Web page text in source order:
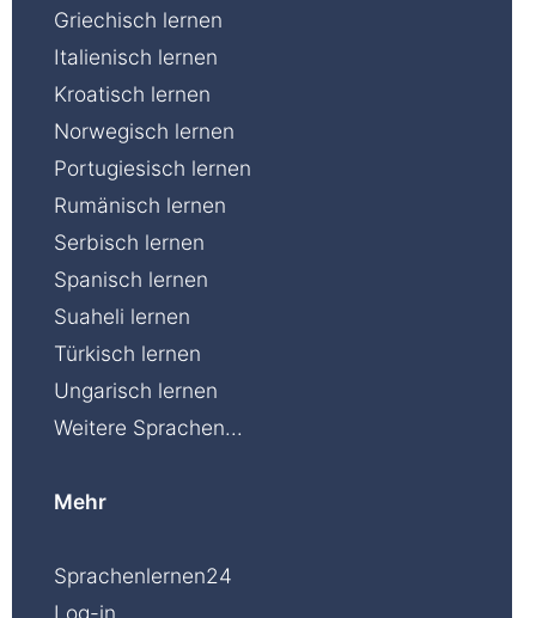
Griechisch lernen
Italienisch lernen
Kroatisch lernen
Norwegisch lernen
Portugiesisch lernen
Rumänisch lernen
Serbisch lernen
Spanisch lernen
Suaheli lernen
Türkisch lernen
Ungarisch lernen
Weitere Sprachen...
Mehr
Sprachenlernen24
Log-in